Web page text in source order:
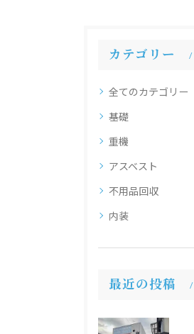
カテゴリー
全てのカテゴリー
基礎
重機
アスベスト
不用品回収
内装
最近の投稿